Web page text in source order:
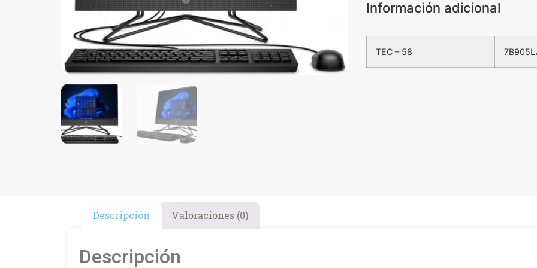
Información adicional
TEC – 58
Descripción Valoraciones (0)
Descripción